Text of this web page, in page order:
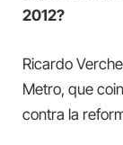
2012?
Ricardo
Metro, que
contra la